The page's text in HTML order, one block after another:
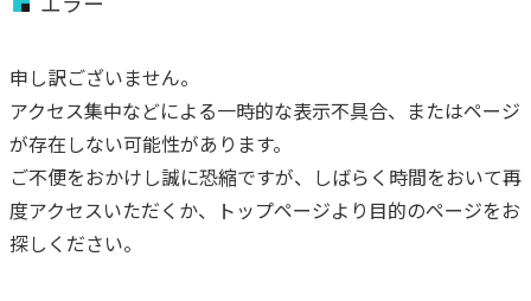
申し訳ございません。
アクセス集中などによる一時的な表示不具合、またはページ
が存在しない可能性があります。
ご不便をおかけし誠に恐縮ですが、しばらく時間をおいて再
度アクセスいただくか、トップページより目的のページをお
探しください。